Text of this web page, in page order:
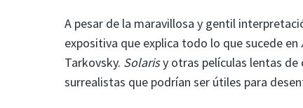
A pesar de la maravillosa y gentil
expositiva que explica todo lo que sucede en
Tarkovsky. Solarisy otras películas lentas
surrealistas que podrían ser útiles para